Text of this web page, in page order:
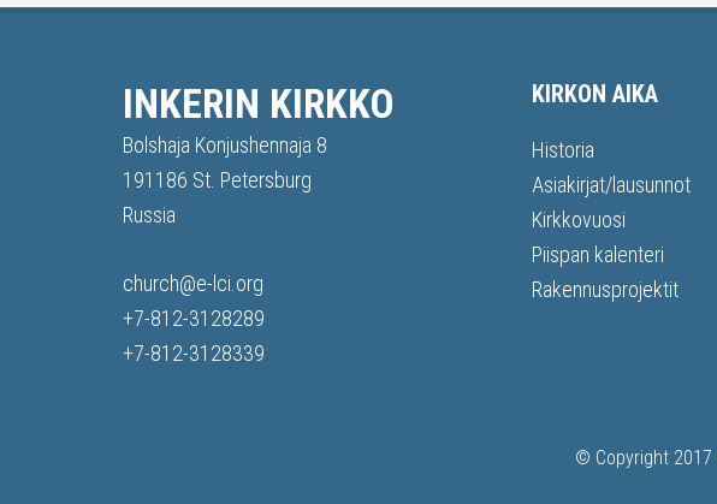
INKERIN KIRKKO
Bolshaja Konjushennaja 8
191186 St. Petersburg
Russia
church@e-lci.org
+7-812-3128289
+7-812-3128339
KIRKON AIKA
Historia
Asiakirjat/lausunnot
Kirkkovuosi
Piispan kalenteri
Rakennusprojektit
© Copyright 2017